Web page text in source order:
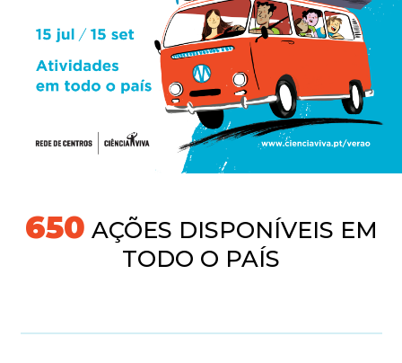
704 AÇÕES DISPONÍVEIS EM
TODO O PAÍS